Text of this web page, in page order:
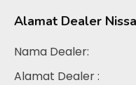
Alamat Dealer
Nama Dealer:
Alamat Dealer :